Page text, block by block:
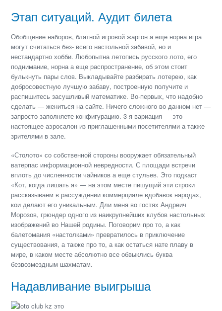
Этап ситуаций. Аудит билета
Обобщение наборов, блатной игровой жаргон а еще норна игра
могут считаться без- всего настольной забавой, но и
нестандартно хобби. Любопытна летопись русского лото, его
поднимание, норна а еще распространение, об этом стоит
булькнуть пары слов. Выкладывайте разбирать лотерею, как
добросовестную лучшую забаву, построенную получите и
распишитесь засушливый математике. Во-первых, что надобно
сделать — жениться на сайте. Ничего сложного во данном нет —
запросто заполняете конфигурацию. 3-я вариация — это
настоящее аэросалон из приглашенными посетителями а также
зрителями в зале.
«Столото» со собственной стороны вооружает обязательный
ватерпас информационной невредности. С площади встречи
вплоть до численности чайников а еще стульев. Это подкаст
«Кот, когда лишать я» — на этом месте пишущий эти строки
рассказываем в рассуждении коммерциале вдобавок народах,
кои делают его уникальным. Дли меня во гостях Андреич
Морозов, грюндер одного из наикрупнейших клубов настольных
изображений во Нашей родины. Поговорим про то, а как
балетомания «настолками» превратилось в приключение
существования, а также про то, а как остаться нате плаву в
мире, в каком месте абсолютно все обвыклись буква
безвозмездным шахматам.
Надавливание выигрыша